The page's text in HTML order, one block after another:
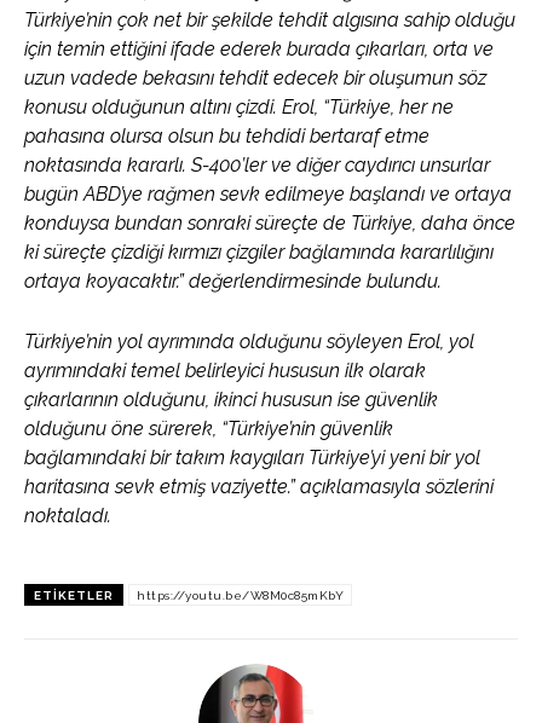
Türkiye’nin çok net bir şekilde tehdit algısına sahip olduğu
için temin ettiğini ifade ederek burada çıkarları, orta ve
uzun vadede bekasını tehdit edecek bir oluşumun söz
konusu olduğunun altını çizdi. Erol, “Türkiye, her ne
pahasına olursa olsun bu tehdidi bertaraf etme
noktasında kararlı. S-400’ler ve diğer caydırıcı unsurlar
bugün ABD’ye rağmen sevk edilmeye başlandı ve ortaya
konduysa bundan sonraki süreçte de Türkiye, daha önce
ki süreçte çizdiği kırmızı çizgiler bağlamında kararlılığını
ortaya koyacaktır.” değerlendirmesinde bulundu.
Türkiye’nin yol ayrımında olduğunu söyleyen Erol, yol
ayrımındaki temel belirleyici hususun ilk olarak
çıkarlarının olduğunu, ikinci hususun ise güvenlik
olduğunu öne sürerek, “Türkiye’nin güvenlik
bağlamındaki bir takım kaygıları Türkiye’yi yeni bir yol
haritasına sevk etmiş vaziyette.” açıklamasıyla sözlerini
noktaladı.
ETIKETLER https://youtu.be/W8M0c85mKbY